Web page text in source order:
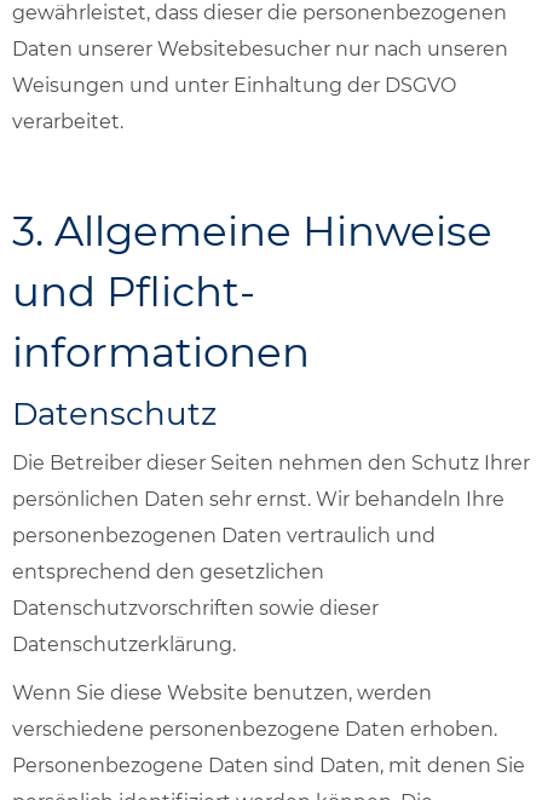
gewährleistet, dass dieser die personenbezogenen
Daten unserer Websitebesucher nur nach unseren
Weisungen und unter Einhaltung der DSGVO
verarbeitet.
3. Allgemeine Hinweise
und Pflicht­
informationen
Datenschutz
Die Betreiber dieser Seiten nehmen den Schutz Ihrer
persönlichen Daten sehr ernst. Wir behandeln Ihre
personenbezogenen Daten vertraulich und
entsprechend den gesetzlichen
Datenschutzvorschriften sowie dieser
Datenschutzerklärung.
Wenn Sie diese Website benutzen, werden
verschiedene personenbezogene Daten erhoben.
Personenbezogene Daten sind Daten, mit denen Sie